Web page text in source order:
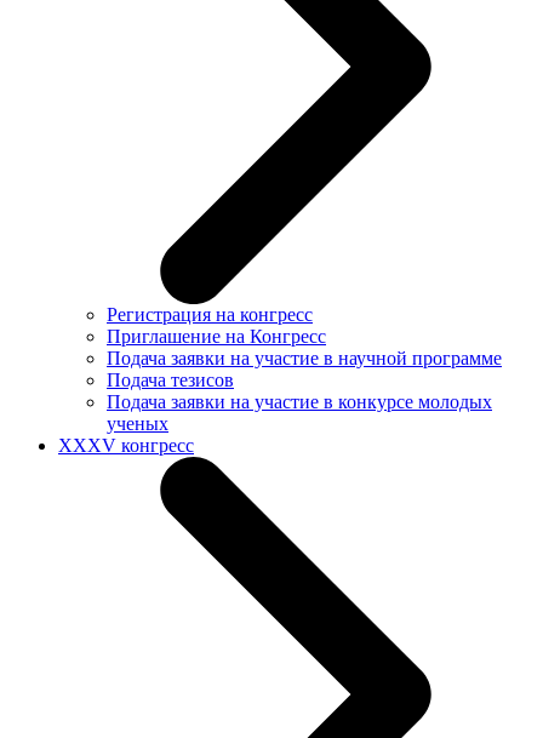
Регистрация на конгресс
Приглашение на Конгресс
Подача заявки на участие в научной программе
Подача тезисов
Подача заявки на участие в конкурсе молодых
ученых
XXXV конгресс